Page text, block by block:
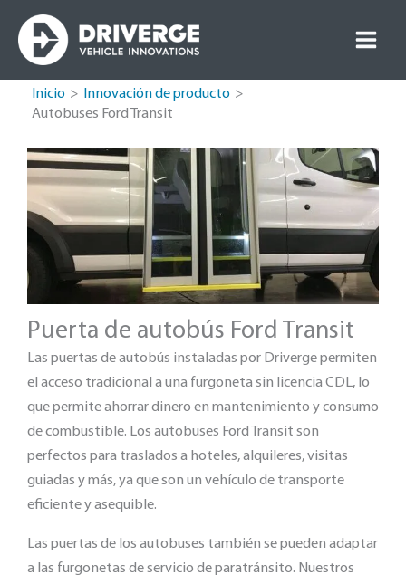
contenido
Inicio
Innovación de producto
Autobuses Ford Transit
Puerta de autobús Ford Transit
Las puertas de autobús instaladas por Driverge permiten
el acceso tradicional a una furgoneta sin licencia CDL, lo
que permite ahorrar dinero en mantenimiento y consumo
de combustible. Los autobuses Ford Transit son
perfectos para traslados a hoteles, alquileres, visitas
guiadas y más, ya que son un vehículo de transporte
eficiente y asequible.
Las puertas de los autobuses también se pueden adaptar
a las furgonetas de servicio de paratránsito. Nuestros